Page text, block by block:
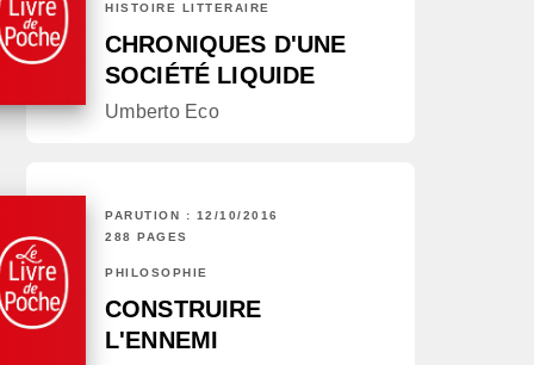
HISTOIRE LITTÉRAIRE
CHRONIQUES D'UNE
SOCIÉTÉ LIQUIDE
Umberto Eco
PARUTION : 12/10/2016
288 PAGES
PHILOSOPHIE
CONSTRUIRE
L'ENNEMI